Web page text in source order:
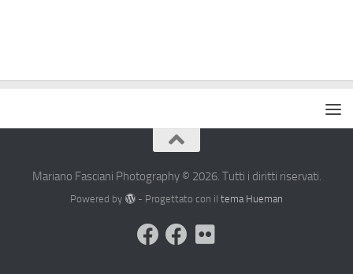
Mariano Fasciani Photography © 2026. Tutti i diritti riservati.
Powered by - Progettato con il tema Hueman